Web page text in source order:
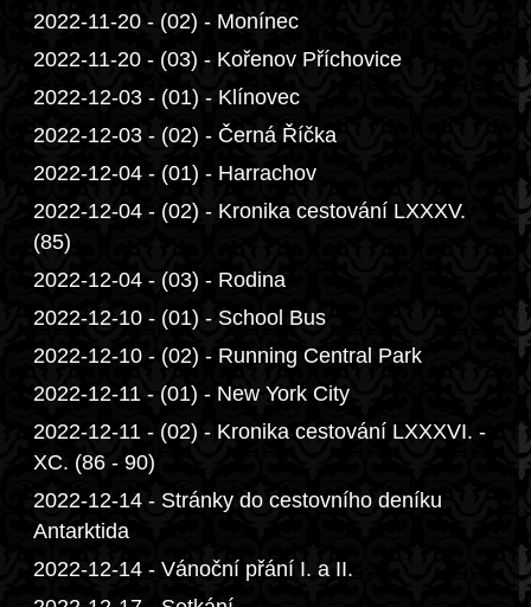
2022-11-20 - (02) - Monínec
2022-11-20 - (03) - Kořenov Příchovice
2022-12-03 - (01) - Klínovec
2022-12-03 - (02) - Černá Říčka
2022-12-04 - (01) - Harrachov
2022-12-04 - (02) - Kronika cestování LXXXV.
(85)
2022-12-04 - (03) - Rodina
2022-12-10 - (01) - School Bus
2022-12-10 - (02) - Running Central Park
2022-12-11 - (01) - New York City
2022-12-11 - (02) - Kronika cestování LXXXVI. -
XC. (86 - 90)
2022-12-14 - Stránky do cestovního deníku
Antarktida
2022-12-14 - Vánoční přání I. a II.